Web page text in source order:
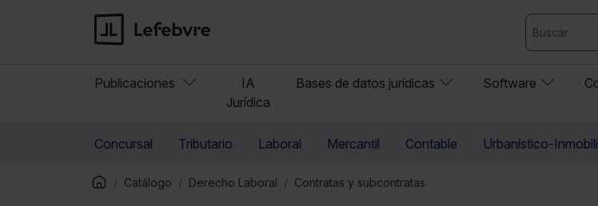
Publicaciones
IA
Jurídica
Bases de datos jurídicas Software
Concursal Tributario Laboral Mercantil Contable Urbanístico-
Catálogo Derecho Laboral Contratas y subcontratas